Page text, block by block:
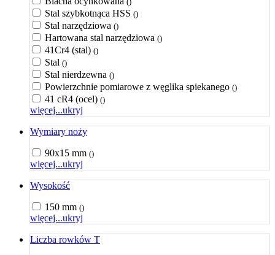
Stal szybkotnąca HSS ()
Stal narzędziowa ()
Hartowana stal narzędziowa ()
41Cr4 (stal) ()
Stal ()
Stal nierdzewna ()
Powierzchnie pomiarowe z węglika spiekanego ()
41 cR4 (ocel) ()
więcej...ukryj
Wymiary noży
90x15 mm ()
więcej...ukryj
Wysokość
150 mm ()
więcej...ukryj
Liczba rowków T